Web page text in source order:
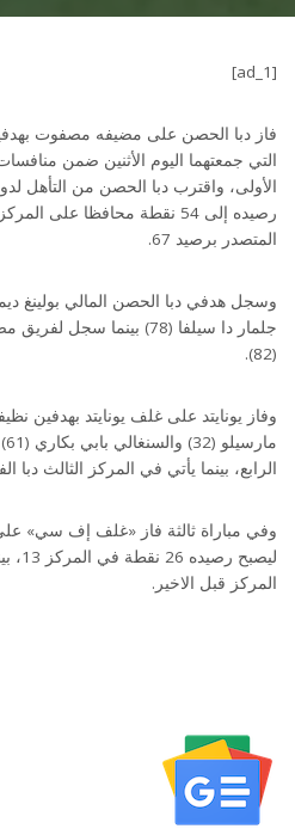
[ad_1]
فاز دبا الحصن على مضيفه مصفوت
الأولى، واقترب دبا الحصن من التأهل
رصيده إلى 54 نقطة محافظا على
المتصدر برصيد 67.
جلمار دا سيلفا (78) بينما
(82).
وفاز يونايتد على غلف يونايتد بهدفين
الرابع، بينما يأتي في المركز الثالث دبا الفجيرة
وفي مباراة ثالثة فاز «غلف إف سي»
المركز قبل الاخير.